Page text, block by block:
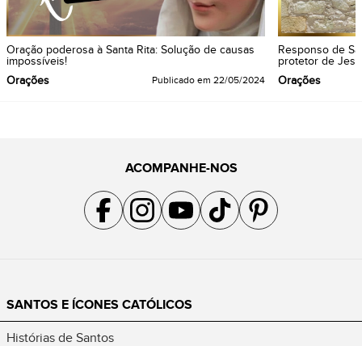
Oração poderosa à Santa Rita: Solução de causas
impossíveis!
Orações
Publicado em 22/05/2024
Responso de
protetor de
Orações
ACOMPANHE-NOS
Acompanhe a gente no Facebook
Acompanhe a gente no Instagram
Acompanhe a gente no YouTube
Acompanhe a gente no TikTok
Acompanhe a gente no
SANTOS E ÍCONES CATÓLICOS
Histórias de Santos